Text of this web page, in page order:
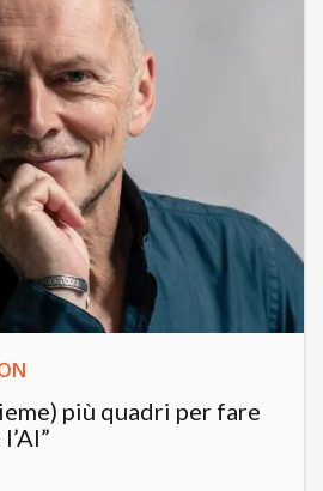
più quadri per fare